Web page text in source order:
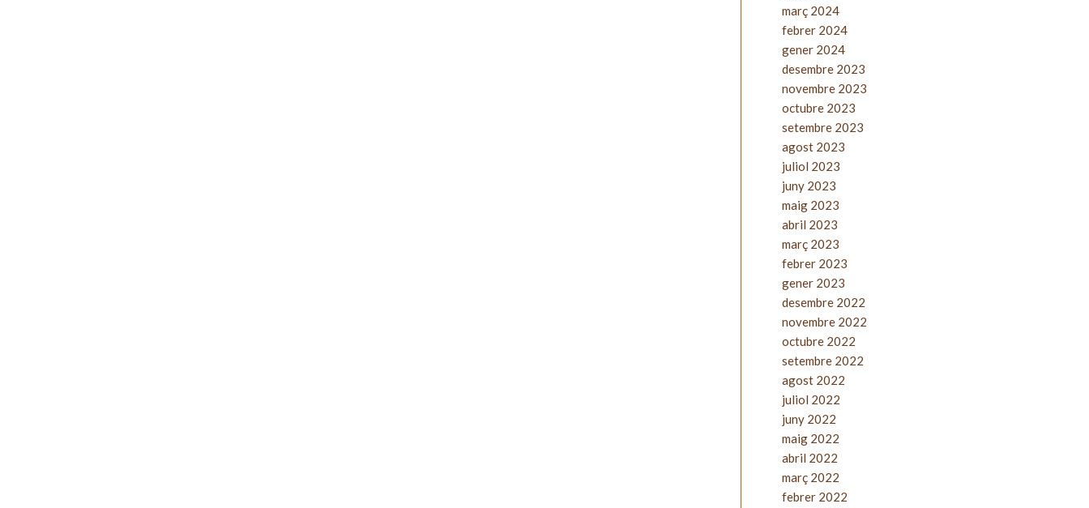
març 2024
febrer 2024
gener 2024
desembre 2023
novembre 2023
octubre 2023
setembre 2023
agost 2023
juliol 2023
juny 2023
maig 2023
abril 2023
març 2023
febrer 2023
gener 2023
desembre 2022
novembre 2022
octubre 2022
setembre 2022
agost 2022
juliol 2022
juny 2022
maig 2022
abril 2022
març 2022
febrer 2022